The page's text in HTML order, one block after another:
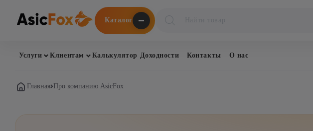
Каталог
товаров
Услуги Клиентам Калькулятор Доходности Контакты О нас
Главная Про компанию AsicFox